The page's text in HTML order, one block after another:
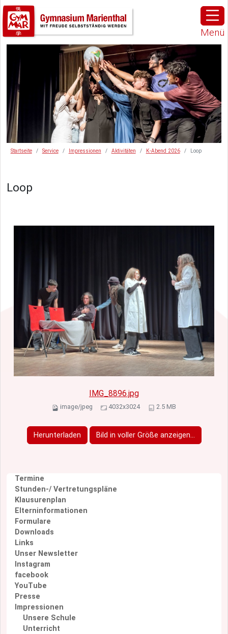
Menü
Startseite Service Impressionen Aktivitäten K-Abend 2026 Loop
Loop
IMG_8896.jpg
image/jpeg 4032x3024 2.5 MB
Herunterladen Bild in voller Größe anzeigen…
Termine
Stunden-/ Vertretungspläne
Klausurenplan
Elterninformationen
Formulare
Downloads
Links
Unser Newsletter
Instagram
facebook
YouTube
Presse
Impressionen
Unsere Schule
Unterricht